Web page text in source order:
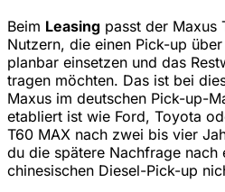
Beim Leasing passt der Maxus
Nutzern, die einen Pick-up
planbar einsetzen und das
tragen möchten. Das ist bei
Maxus im deutschen Pick-up-
etabliert ist wie Ford, Toyota
T60 MAX nach zwei bis vier
du die spätere Nachfrage nach
chinesischen Diesel-Pick-up